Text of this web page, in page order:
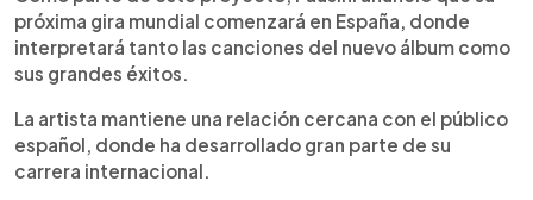
próxima gira mundial comenzará en España, donde
interpretará tanto las canciones del nuevo álbum como
sus grandes éxitos.
La artista mantiene una relación cercana con el público
español, donde ha desarrollado gran parte de su
carrera internacional.